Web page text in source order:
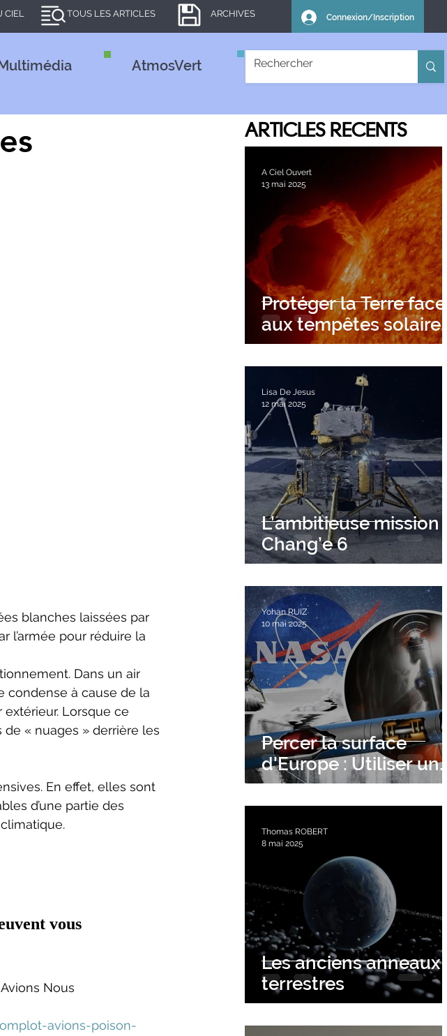
CIEL TOUS LES ARTICLES ARCHIVES Connexion/Inscription
AtmosVert
l’armée pour réduire la
condense à cause de la
extérieur. Lorsque ce
« nuages » derrière les
d’une partie des
vous
Nous
avions-poison-
ARTICLES RECENTS
Protéger la Terre face
aux tempêtes
?
A Ciel Ouvert
13 mai 2025
L’ambitieuse mission
Chang’e 6
Lisa De Jesus
12 mai 2025
Percer la surface
d'Europe : Utiliser un
tunnelier nucléaire
Yohan RUIZ
10 mai 2025
Les anciens anneaux
terrestres
Thomas ROBERT
8 mai 2025